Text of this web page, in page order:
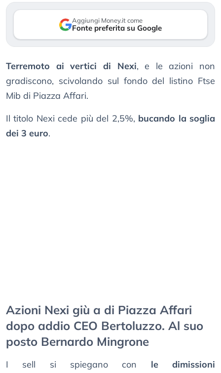
Aggiungi Money.it come
Fonte preferita su Google
Terremoto ai vertici di Nexi, e le azioni non
gradiscono, scivolando sul fondo del listino Ftse
Mib di Piazza Affari.
Il titolo Nexi cede più del 2,5%, bucando la soglia
dei 3 euro.
Azioni Nexi giù a di Piazza Affari
dopo addio CEO Bertoluzzo. Al suo
posto Bernardo Mingrone
I sell si spiegano con le dimissioni